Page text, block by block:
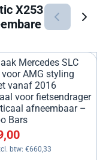
X253
Mercedes SLC
voor AMG styling
vanaf 2016
voor fietsendrager
afneembaar –
Bars
exclusief btw:
btw: €660,33